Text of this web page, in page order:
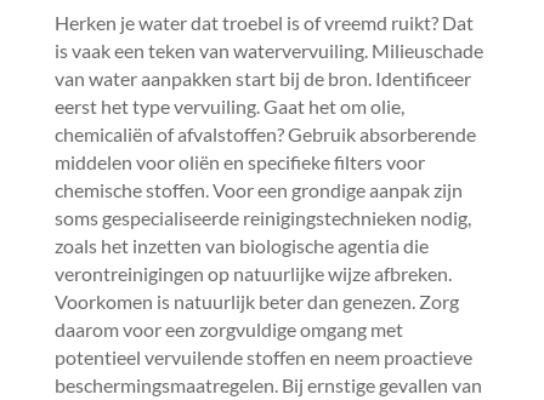
Herken je water dat troebel is of vreemd ruikt? Dat
is vaak een teken van watervervuiling.​ Milieuschade
van water aanpakken start bij de bron.​ Identificeer
eerst het type vervuiling.​ Gaat het om olie,
chemicaliën of afvalstoffen? Gebruik absorberende
middelen voor oliën en specifieke filters voor
chemische stoffen.​ Voor een grondige aanpak zijn
soms gespecialiseerde reinigingstechnieken nodig,
zoals het inzetten van biologische agentia die
verontreinigingen op natuurlijke wijze afbreken.​
Voorkomen is natuurlijk beter dan genezen.​ Zorg
daarom voor een zorgvuldige omgang met
potentieel vervuilende stoffen en neem proactieve
beschermingsmaatregelen.​ Bij ernstige gevallen van